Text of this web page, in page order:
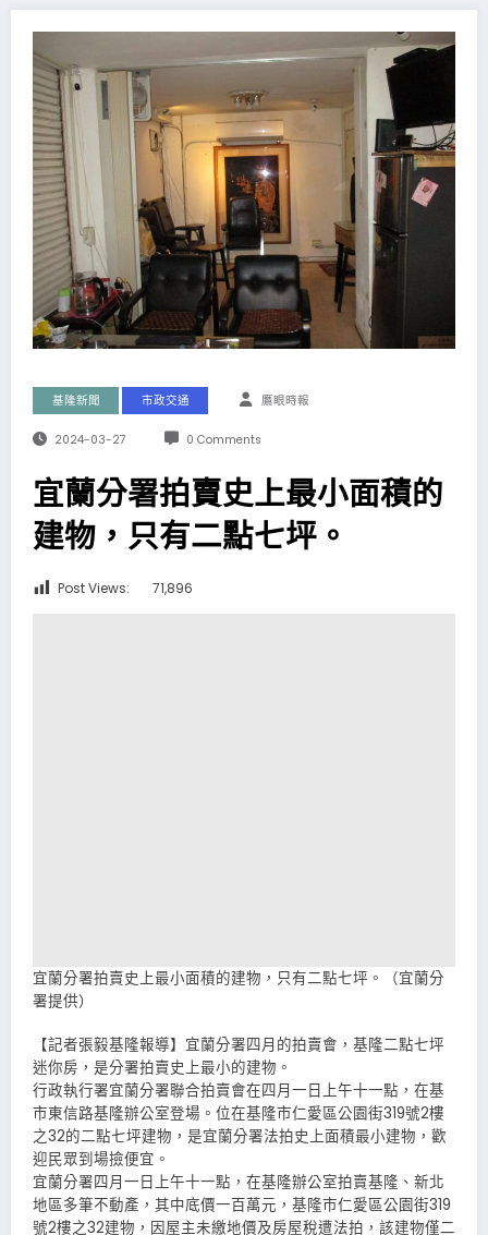
基隆新聞 市政交通 鷹眼時報
2024-03-27 0 Comments
宜蘭分署拍賣史上最小面積的
建物，只有二點七坪。
Post Views: 71,896
宜蘭分署拍賣史上最小面積的建物，只有二點七坪。（宜蘭分
署提供）
【記者張毅基隆報導】宜蘭分署四月的拍賣會，基隆二點七坪
迷你房，是分署拍賣史上最小的建物。
行政執行署宜蘭分署聯合拍賣會在四月一日上午十一點，在基
市東信路基隆辦公室登場。位在基隆市仁愛區公園街319號2樓
之32的二點七坪建物，是宜蘭分署法拍史上面積最小建物，歡
迎民眾到場撿便宜。
宜蘭分署四月一日上午十一點，在基隆辦公室拍賣基隆、新北
地區多筆不動產，其中底價一百萬元，基隆市仁愛區公園街319
號2樓之32建物，因屋主未繳地價及房屋稅遭法拍，該建物僅二